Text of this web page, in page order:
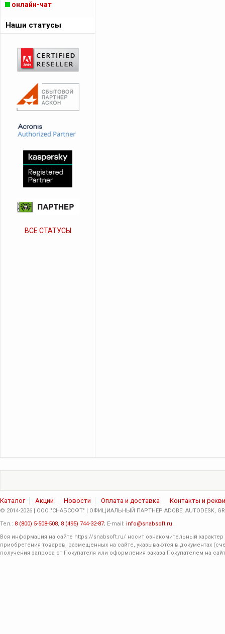
онлайн-чат
Наши статусы
ВСЕ СТАТУСЫ
Каталог Акции Новости Оплата и доставка Контакты и
© 2014-2026 | ООО "СНАБСОФТ" | ОФИЦИАЛЬНЫЙ ПАРТНЕР ADOBE, AUTODESK,
Тел.: 8 (800) 5-508-508, 8 (495) 744-32-87; E-mail: info@snabsoft.ru
Вся информация на сайте https://snabsoft.ru/ носит ознакомительный
приобретения товаров, размещенных на сайте, указываются в документах
получения запроса от Покупателя или оформления заказа Покупателем на